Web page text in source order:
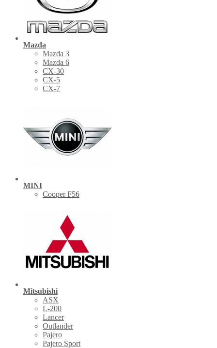
Mazda
Mazda 3
Mazda 6
CX-30
СХ-5
CX-7
MINI
Cooper F56
Mitsubishi
ASX
L-200
Lancer
Outlander
Pajero
Pajero Sport